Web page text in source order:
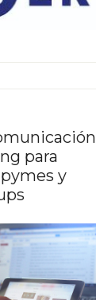
para
y